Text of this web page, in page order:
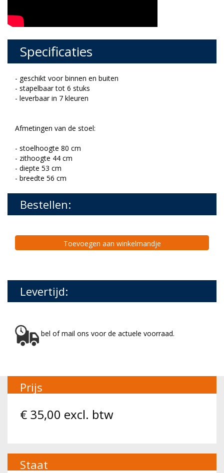
Specificaties
- geschikt voor binnen en buiten
- stapelbaar tot 6 stuks
- leverbaar in 7 kleuren
Afmetingen van de stoel:
- stoelhoogte 80 cm
- zithoogte 44 cm
- diepte 53 cm
- breedte 56 cm
Bestellen:
Toevoegen aan winkelmandje
Levertijd:
bel of mail ons voor de actuele voorraad.
Prijs
€ 35,00 excl. btw
Staat